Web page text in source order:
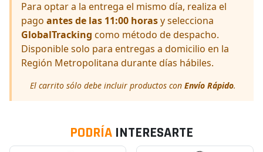
Para optar a la entrega el mismo día, realiza el
pago antes de las 11:00 horasy selecciona
GlobalTracking como método de despacho.
Disponible solo para entregas a domicilio en la
Región Metropolitana durante días hábiles.
El carrito sólo debe incluir productos con Envío Rápido.
PODRÍA INTERESARTE